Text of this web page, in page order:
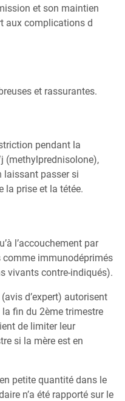
et son maintien
aux complications d
et rassurantes.
pendant la
(methylprednisolone),
laissant passer si
la prise et la tétée.
l’accouchement par
comme immunodéprimés
vivants contre-indiqués).
d’expert) autorisent
la fin du 2ème trimestre
de limiter leur
si la mère est en
petite quantité dans le
n’a été rapporté sur le